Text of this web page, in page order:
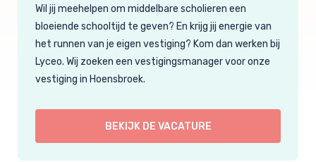
Wil jij meehelpen om middelbare scholieren een
bloeiende schooltijd te geven? En krijg jij energie van
het runnen van je eigen vestiging? Kom dan werken bij
Lyceo. Wij zoeken een vestigingsmanager voor onze
vestiging in Hoensbroek.
BEKIJK DE VACATURE